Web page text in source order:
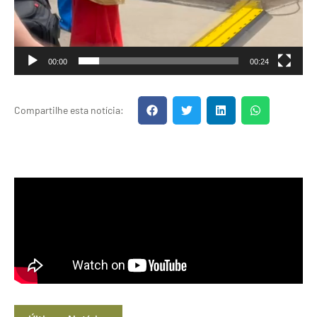
00:00 00:24
Compartilhe esta notícia: